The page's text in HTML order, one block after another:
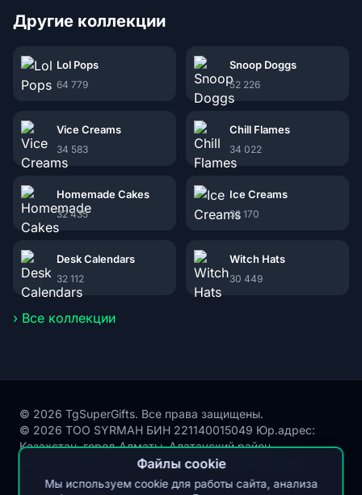
Другие коллекции
Lol Pops
64 779
Snoop Doggs
52 226
Vice Creams
34 583
Chill Flames
34 022
Homemade Cakes
32 435
Ice Creams
32 170
Desk Calendars
32 112
Witch Hats
30 449
› Все коллекции
© 2026 TgSuperGifts. Все права защищены.
© 2026 ТОО SYRMAH БИН 221140015049 Юр.адрес:
Казахстан, город Алматы, Алатауский район,
Микрорайон Акбулак, улица Сухамбаева, здание 21,
почтовый индекс 050000
Файлы cookie
Мы используем cookie для работы сайта, анализа